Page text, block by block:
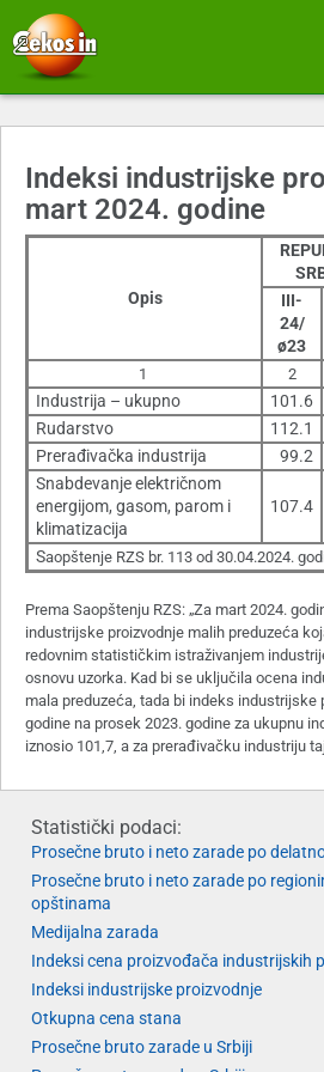
Indeksi industrijske
mart 2024. godine
Opis
III-
24/
ø23
1 2
Industrija – ukupno 101.6
Rudarstvo
112.1
Prerađivačka industrija
99.2
Snabdevanje električnom
energijom, gasom, parom i
klimatizacija
107.4
Saopštenje RZS br. 113 od 30.04.2024.
Prema Saopštenju RZS: „Za mart 2024.
industrijske proizvodnje malih preduzeća
redovnim statističkim istraživanjem
osnovu uzorka. Kad bi se uključila ocena
mala preduzeća, tada bi indeks industrijske
godine na prosek 2023. godine za ukupnu
iznosio 101,7, a za prerađivačku industriju
Statistički podaci:
Prosečne bruto i neto zarade po
Prosečne bruto i neto zarade po
opštinama
Medijalna zarada
Indeksi cena proizvođača industrijskih
Indeksi industrijske proizvodnje
Otkupna cena stana
Prosečne bruto zarade u Srbiji